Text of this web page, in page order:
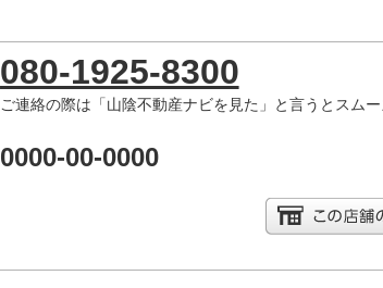
080-1925-8300
ご連絡の際は「山陰不動産ナビを見た」と言うとスム
0000-00-0000